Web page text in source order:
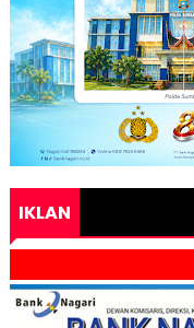
IKLAN